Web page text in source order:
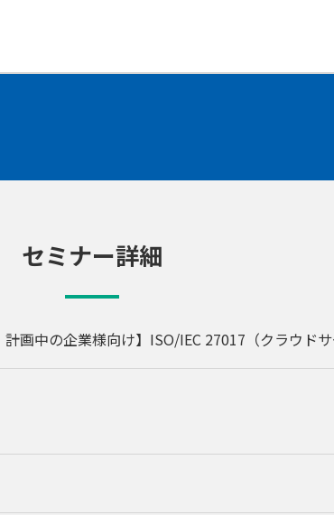
セミナー詳細
計画中の企業様向け】ISO/IEC 27017（クラウド